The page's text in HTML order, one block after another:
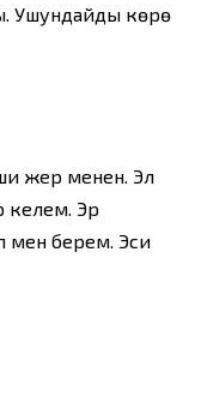
Ушундайды көрө
жер менен. Эл
келем. Эр
мен берем. Эси